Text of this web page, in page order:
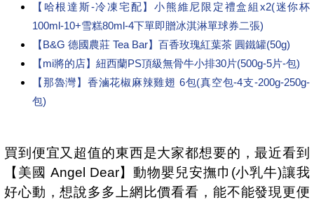
【哈根達斯-冷凍宅配】小熊維尼限定禮盒組x2(迷你杯
100ml-10+雪糕80ml-4下單即贈冰淇淋單球券二張)
【B&G 德國農莊 Tea Bar】百香玫瑰紅葉茶 圓鐵罐(50g)
【mi將的店】紐西蘭PS頂級無骨牛小排30片(500g-5片-包)
【那魯灣】香滷花椒麻辣雞翅 6包(真空包-4支-200g-250g-
包)
買到便宜又超值的東西是大家都想要的，最近看到
【美國 Angel Dear】動物嬰兒安撫巾(小乳牛)讓我
好心動，想說多多上網比價看看，能不能發現更便